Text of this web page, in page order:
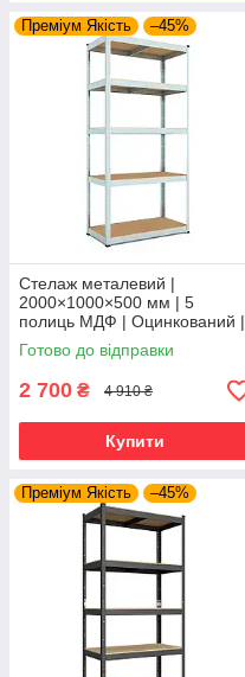
Преміум Якість –45%
Стелаж металевий |
2000×1000×500 мм | 5
полиць МДФ | Оцинкований |
Бюджет ОМ | 150 кг/полицю |
збірний для гаража, складу
та
Готово до відправки
2 700 ₴ 4 910 ₴
Купити
Преміум Якість –45%